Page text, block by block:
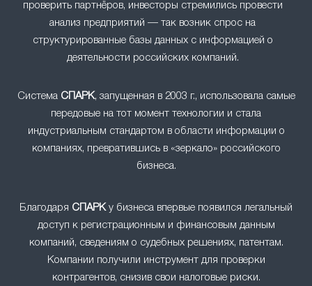
проверить партнёров, инвесторы стремились провести
анализ предприятий — так возник спрос на
структурированные базы данных с информацией о
деятельности российских компаний.
Система СПАРК, запущенная в 2003 г., использовала самые
передовые на тот момент технологии и стала
индустриальным стандартом в области информации о
компаниях, превратившись в «зеркало» российского
бизнеса.
Благодаря СПАРКу бизнеса впервые появился легальный
доступ к регистрационным и финансовым данным
компаний, сведениям о судебных решениях, патентам.
Компании получили инструмент для проверки
контрагентов, снизив свои налоговые риски.